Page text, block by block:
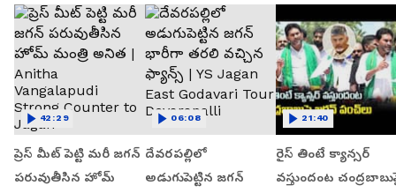
ప్రెస్ మీట్ పెట్టి మరీ జగన్
పరువుతీసిన హోమ్
42:29
దేవరపల్లిలో
అడుగుపెట్టిన జగన్
06:08
రైస్ తింటే క్యాన్సర్
వస్తుందంట
21:40